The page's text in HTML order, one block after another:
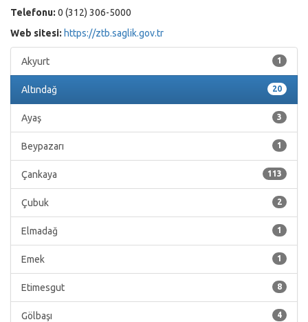
Telefonu: 0 (312) 306-5000
Web sitesi: https://ztb.saglik.gov.tr
1
Akyurt
20
Altındağ
3
Ayaş
1
Beypazarı
113
Çankaya
2
Çubuk
1
Elmadağ
1
Emek
8
Etimesgut
4
Gölbaşı